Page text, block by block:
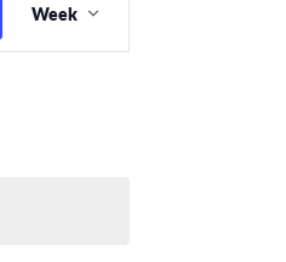
weergaven
Week